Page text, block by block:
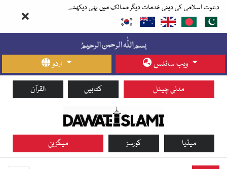
دعوت اسلامی کی دینی خدمات دیگر ممالک میں بھی دیکھئے
اردو ویب سائٹس
القرآن کتابیں مدنی چینل
میگزین کورسز میڈیا